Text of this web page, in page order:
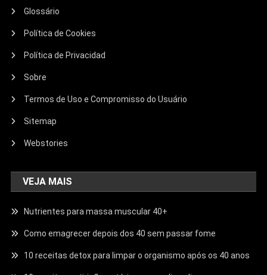
Glossário
Política de Cookies
Política de Privacidad
Sobre
Termos de Uso e Compromisso do Usuário
Sitemap
Webstories
VEJA MAIS
Nutrientes para massa muscular 40+
Como emagrecer depois dos 40 sem passar fome
10 receitas detox para limpar o organismo após os 40 anos